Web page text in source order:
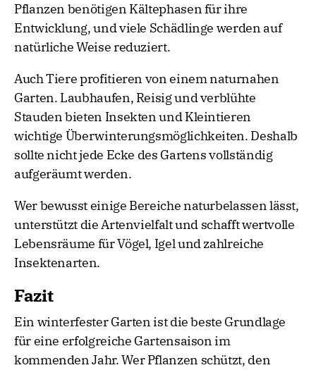
Pflanzen benötigen Kältephasen für ihre
Entwicklung, und viele Schädlinge werden auf
natürliche Weise reduziert.
Auch Tiere profitieren von einem naturnahen
Garten. Laubhaufen, Reisig und verblühte
Stauden bieten Insekten und Kleintieren
wichtige Überwinterungsmöglichkeiten. Deshalb
sollte nicht jede Ecke des Gartens vollständig
aufgeräumt werden.
Wer bewusst einige Bereiche naturbelassen lässt,
unterstützt die Artenvielfalt und schafft wertvolle
Lebensräume für Vögel, Igel und zahlreiche
Insektenarten.
Fazit
Ein winterfester Garten ist die beste Grundlage
für eine erfolgreiche Gartensaison im
kommenden Jahr. Wer Pflanzen schützt, den